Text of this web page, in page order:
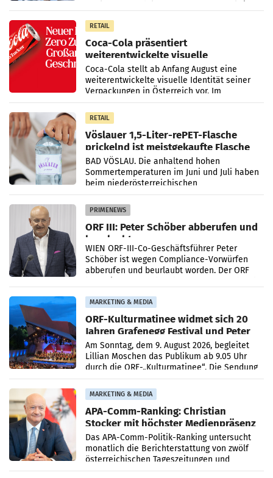
RETAIL
Coca-Cola präsentiert
weiterentwickelte visuelle
Markenidentität
Coca-Cola stellt ab Anfang August eine
weiterentwickelte visuelle Identität seiner
Verpackungen in Österreich vor. Im
Mittelpunkt des Redesigns stehen zentrale
Gestaltungselemente
RETAIL
Vöslauer 1,5-Liter-rePET-Flasche
prickelnd ist meistgekaufte Flasche
Österreichs
BAD VÖSLAU. Die anhaltend hohen
Sommertemperaturen im Juni und Juli haben
beim niederösterreichischen
Getränkehersteller Vöslauer zu deutlichen
Absatzzuwächsen geführt. Während
PRIMENEWS
ORF III: Peter Schöber abberufen und
beurlaubt
WIEN ORF-III-Co-Geschäftsführer Peter
Schöber ist wegen Compliance-Vorwürfen
abberufen und beurlaubt worden. Der ORF
MARKETING & MEDIA
ORF-Kulturmatinee widmet sich 20
Jahren Grafenegg Festival und Peter
Simonischek
Am Sonntag, dem 9. August 2026, begleitet
Lillian Moschen das Publikum ab 9.05 Uhr
durch die ORF-„Kulturmatinee“. Die Sendung
startet mit der Dokumentation „20 Jahre
Grafenegg
MARKETING & MEDIA
APA-Comm-Ranking: Christian
Stocker mit höchster Medienpräsenz
im Juli
Das APA-Comm-Politik-Ranking untersucht
monatlich die Berichterstattung von zwölf
österreichischen Tageszeitungen und
analysiert, welche Politikerinnen und